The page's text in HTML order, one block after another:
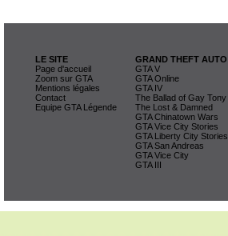
LE SITE
Page d'accueil
Zoom sur GTA
Mentions légales
Contact
Equipe GTA Légende
GRAND THEFT AUTO
GTA V
GTA Online
GTA IV
The Ballad of Gay Tony
The Lost & Damned
GTA Chinatown Wars
GTA Vice City Stories
GTA Liberty City Stories
GTA San Andreas
GTA Vice City
GTA III